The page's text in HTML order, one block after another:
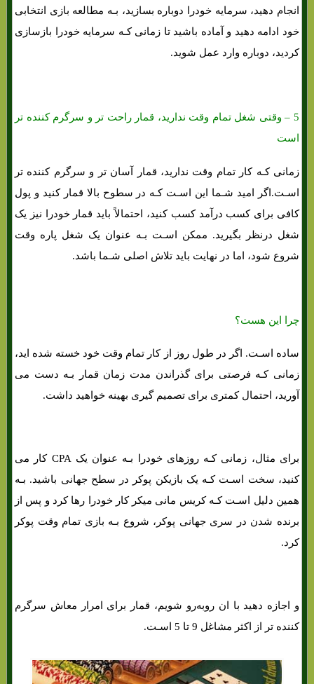
انجام دهید، سرمایه خودرا دوباره بسازید، بـه مطالعه بازی انتخابی
خود ادامه دهید و آماده باشید تا زمانی کـه سرمایه خودرا بازسازی
کردید، دوباره وارد عمل شوید.
5 – وقتی شغل تمام وقت ندارید، قمار راحت تر و سرگرم کننده تر
است
زمانی کـه کار تمام وقت ندارید، قمار آسان تر و سرگرم کننده تر
اسـت.اگر امید شـما این اسـت کـه در سطوح بالا قمار کنید و پول
کافی برای کسب درآمد کسب کنید، احتمالاً باید قمار خودرا نیز یک
شغل درنظر بگیرید. ممکن اسـت بـه عنوان یک شغل پاره وقت
شروع شود، اما در نهایت باید تلاش اصلی شـما باشد.
چرا این هست؟
ساده اسـت. اگر در طول روز از کار تمام وقت خود خسته شده اید،
زمانی کـه فرصتی برای گذراندن مدت زمان قمار بـه دست می
آورید، احتمال کمتری برای تصمیم گیری بهینه خواهید داشت.
برای مثال، زمانی کـه روزهای خودرا بـه عنوان یک CPA کار می
کنید، سخت اسـت کـه یک بازیکن پوکر در سطح جهانی باشید. بـه
همین دلیل اسـت کـه کریس مانی میکر کار خودرا رها کرد و پس از
برنده شدن در سری جهانی پوکر، شروع بـه بازی تمام وقت پوکر
کرد.
و اجازه دهید با ان روبه‌رو شویم، قمار برای امرار معاش سرگرم
کننده تر از اکثر مشاغل 9 تا 5 اسـت.